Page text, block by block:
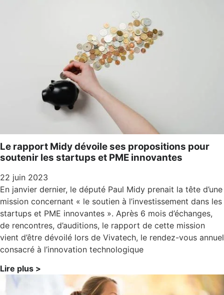
Le rapport Midy dévoile ses propositions pour
soutenir les startups et PME innovantes
22 juin 2023
En janvier dernier, le député Paul Midy prenait la tête d’une
mission concernant « le soutien à l’investissement dans les
startups et PME innovantes ». Après 6 mois d’échanges,
de rencontres, d’auditions, le rapport de cette mission
vient d’être dévoilé lors de Vivatech, le rendez-vous annuel
consacré à l’innovation technologique
Lire plus >